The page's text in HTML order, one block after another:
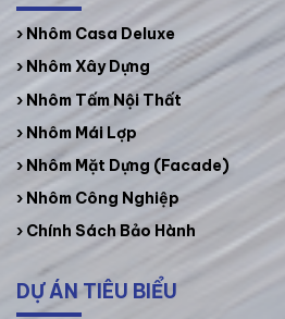
› Nhôm Casa Deluxe
› Nhôm Xây Dựng
› Nhôm Tấm Nội Thất
› Nhôm Mái Lợp
› Nhôm Mặt Dựng (Facade)
› Nhôm Công Nghiệp
› Chính Sách Bảo Hành
DỰ ÁN TIÊU BIỂU